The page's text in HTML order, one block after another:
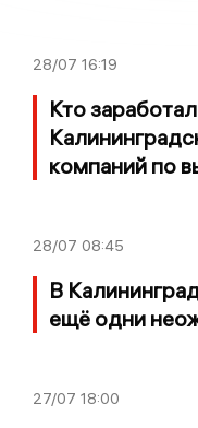
28/07 16:19
Кто
компаний по
28/07 08:45
В
ещё одни
27/07 18:00